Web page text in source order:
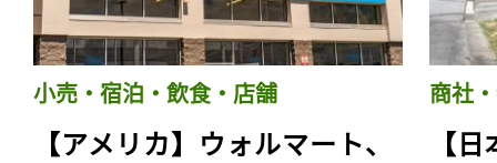
小売・宿泊・飲食・店舗
【アメリカ】ウォルマート、
商社
【